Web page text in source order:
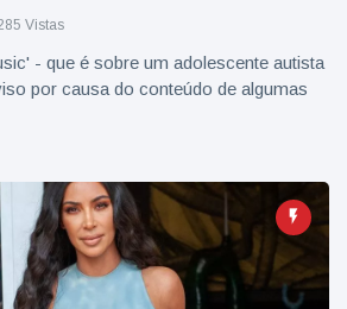
Vistas
- que é sobre um adolescente autista
por causa do conteúdo de algumas